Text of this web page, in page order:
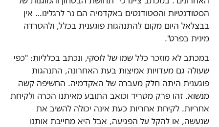
הסטודנטיות והסטודנטים באקדמיה הם נר לרגלינו… אין
בבצלאל היום מקום להתנהגות פוגענית בכלל, ולהטרדה
מינית בפרט".
במכתב לא מוזכר כלל שמו של לוסקי, ונכתב בכלליות: "כפי
שעולה גם מעדויות אמיצות בעת האחרונה, התנהגות
פוגענית היתה חלק מעברה של האקדמיה. החשיפה קשה
מנשוא. זהו פרק מטריד וכואב התובע מאיתנו הכרה ולקיחת
אחריות. לקיחת אחריות כעת אינה יכולה להשיב את
שנעשה, או להקל על הפגיעה, אבל היא מחייבת אותנו